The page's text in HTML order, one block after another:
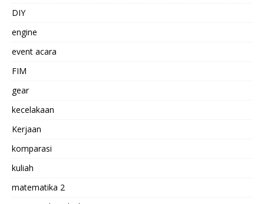
DIY
engine
event acara
FIM
gear
kecelakaan
Kerjaan
komparasi
kuliah
matematika 2